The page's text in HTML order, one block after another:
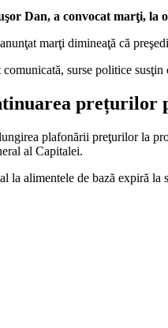
Dan, a convocat marţi,
marţi dimineaţă că
surse politice
prețurilor
plafonării preţurilor la
al Capitalei.
la alimentele de bază expiră